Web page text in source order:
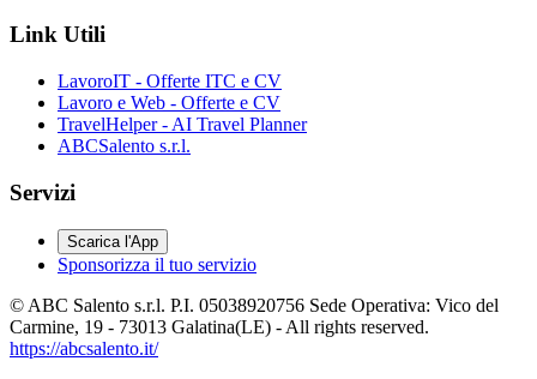
Link Utili
LavoroIT - Offerte ITC e CV
Lavoro e Web - Offerte e CV
TravelHelper - AI Travel Planner
ABCSalento s.r.l.
Servizi
Scarica l'App
Sponsorizza il tuo servizio
© ABC Salento s.r.l. P.I. 05038920756 Sede Operativa: Vico del
Carmine, 19 - 73013 Galatina(LE) - All rights reserved.
https://abcsalento.it/